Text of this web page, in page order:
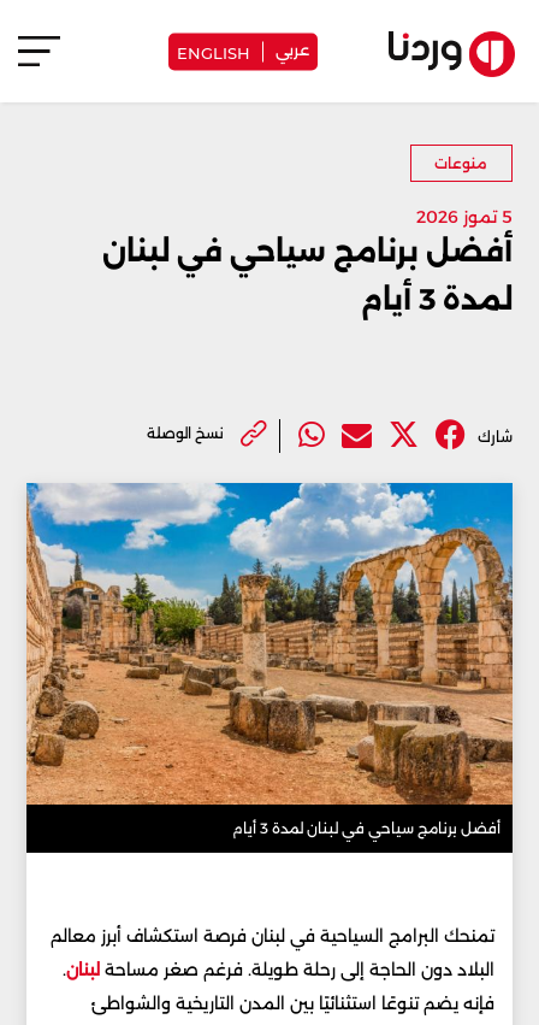
عربي ENGLISH
منوعات
5 تموز 2026
أفضل برنامج سياحي في لبنان
لمدة 3 أيام
شارك نسخ الوصلة
أفضل برنامج سياحي في لبنان لمدة 3 أيام
تمنحك البرامج السياحية في لبنان فرصة استكشاف أبرز معالم
البلاد دون الحاجة إلى رحلة طويلة. فرغم صغر مساحة لبنان.
فإنه يضم تنوعًا استثنائيًا بين المدن التاريخية والشواطئ